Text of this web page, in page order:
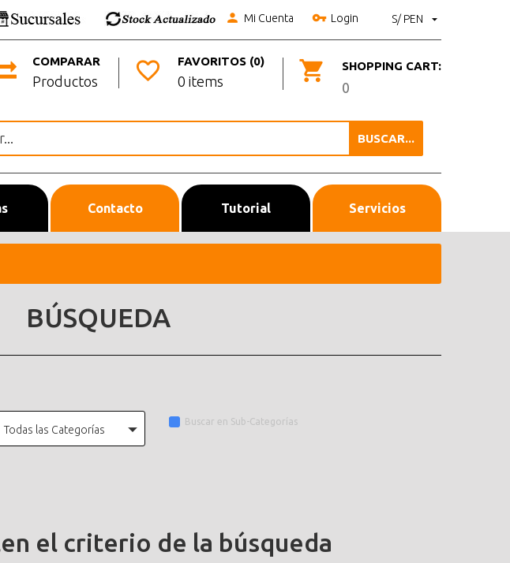
S/ PEN
Mi Cuenta Login
SHOPPING CART:
0
FAVORITOS (0)
0 items
COMPARAR
Productos
BUSCAR...
Contacto Tutorial Servicios
BÚSQUEDA
Todas las Categorías
Buscar en Sub-Categorías
el criterio de la búsqueda